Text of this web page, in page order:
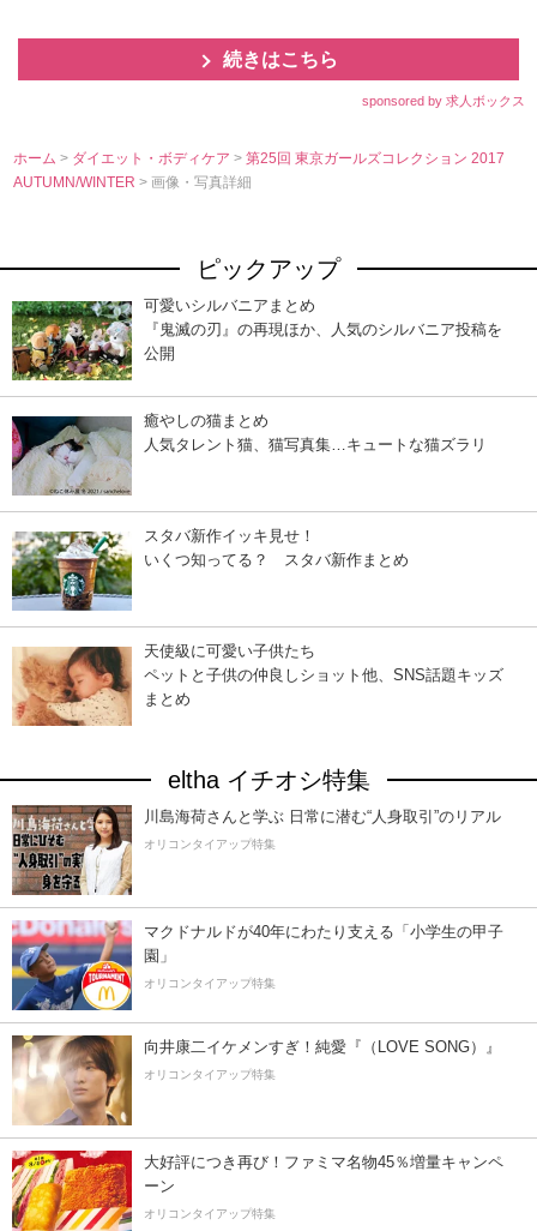
続きはこちら
sponsored by 求人ボックス
ホーム > ダイエット・ボディケア>第25回 東京ガールズコレクション 2017
AUTUMN/WINTER> 画像・写真詳細
ピックアップ
可愛いシルバニアまとめ
『鬼滅の刃』の再現ほか、人気のシルバニア投稿を
公開
癒やしの猫まとめ
人気タレント猫、猫写真集…キュートな猫ズラリ
スタバ新作イッキ見せ！
いくつ知ってる？ スタバ新作まとめ
天使級に可愛い子供たち
ペットと子供の仲良しショット他、SNS話題キッズ
まとめ
eltha イチオシ特集
川島海荷さんと学ぶ 日常に潜む“人身取引”のリアル
オリコンタイアップ特集
マクドナルドが40年にわたり支える「小学生の甲子
園」
オリコンタイアップ特集
向井康二イケメンすぎ！純愛『（LOVE SONG）』
オリコンタイアップ特集
大好評につき再び！ファミマ名物45％増量キャンペ
ーン
オリコンタイアップ特集